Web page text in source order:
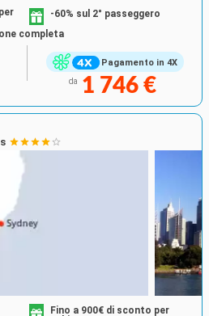
Pagamento in 4X
-60% sul 2° passeggero
completa
da 1 746 €
Fino a 900€ di sconto per